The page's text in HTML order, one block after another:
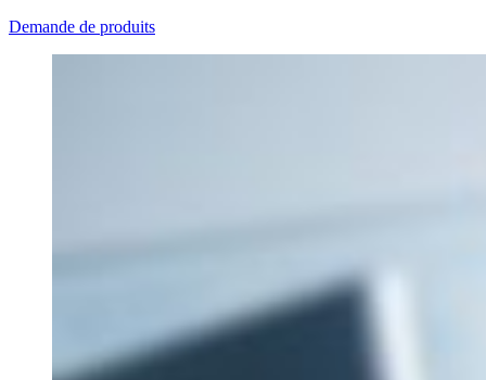
Demande de produits